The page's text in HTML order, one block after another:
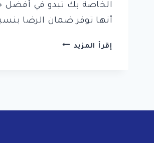
الخاصة بك تبدو في أفضل
أنها توفر ضمان الرضا
إقرأ المزيد شركة